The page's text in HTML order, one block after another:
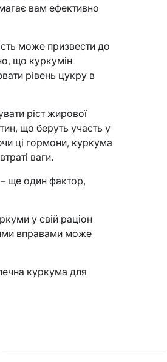
вам ефективно
може призвести до
що куркумін
рівень цукру в
ріст жирової
що беруть участь у
ці гормони, куркума
ваги.
ще один фактор,
у свій раціон
вправами може
куркума для